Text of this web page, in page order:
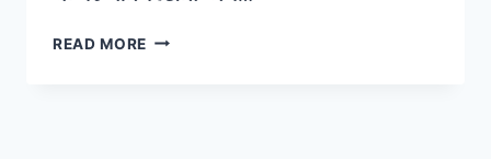
READ MORE લમ્બર